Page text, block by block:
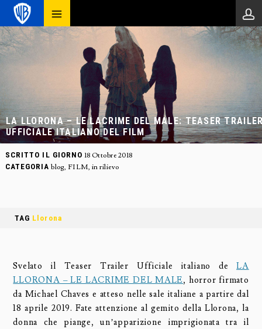
LA LLORONA – LE LACRIME DEL MALE: TEASER
UFFICIALE ITALIANO DEL FILM
SCRITTO IL GIORNO 18 Ottobre 2018
CATEGORIA blog, FILM, in rilievo
TAG Llorona
Svelato il Teaser Trailer Ufficiale italiano deLA
LLORONA – LE LACRIME DEL MALE, horror firmato
da Michael Chaves e atteso nelle sale italiane a partire dal
18 aprile 2019. Fate attenzione al gemito della Llorona, la
donna che piange, un’apparizione imprigionata tra il